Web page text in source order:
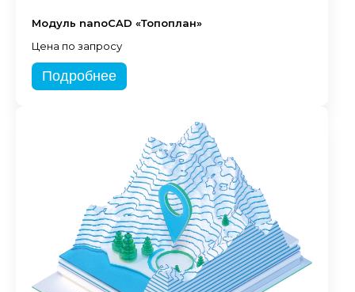
Модуль nanoCAD «Топоплан»
Цена по запросу
Подробнее